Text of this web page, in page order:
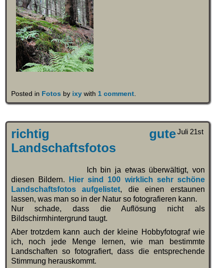
Posted in Fotos by ixywith 1 comment.
Juli 21st
richtig gute
Landschaftsfotos
Ich bin ja etwas überwältigt, von
diesen Bildern.
Hier sind 100 wirklich sehr schöne
Landschaftsfotos aufgelistet, die einen erstaunen
lassen, was man so in der Natur so fotografieren kann.
Nur schade, dass die Auflösung nicht als
Bildschirmhintergrund taugt.
Aber trotzdem kann auch der kleine Hobbyfotograf wie
ich, noch jede Menge lernen, wie man bestimmte
Landschaften so fotografiert, dass die entsprechende
Stimmung herauskommt.